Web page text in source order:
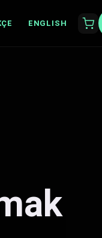
ENGLISH